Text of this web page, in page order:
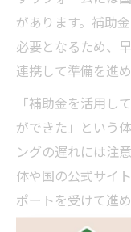
があります。補助
必要となるため、
連携して準備を進
「補助金を活用し
ができた」という
ングの遅れには注
体や国の公式サイ
ポートを受けて進